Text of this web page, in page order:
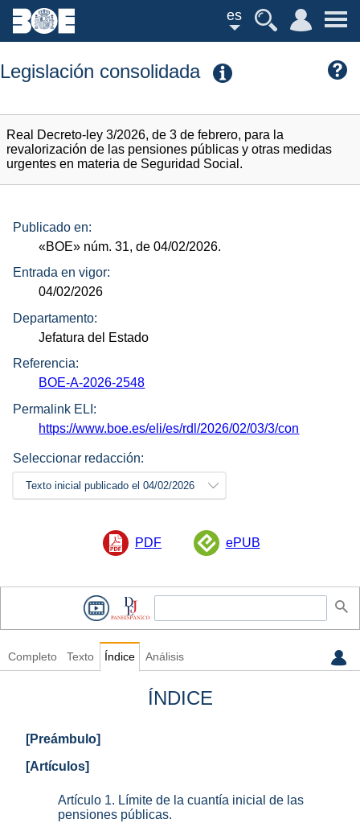
es
Legislación consolidada
Real Decreto-ley 3/2026, de 3 de febrero, para la
revalorización de las pensiones públicas y otras medidas
urgentes en materia de Seguridad Social.
Publicado en:
«BOE» núm. 31, de 04/02/2026.
Entrada en vigor:
04/02/2026
Departamento:
Jefatura del Estado
Referencia:
BOE-A-2026-2548
Permalink ELI:
https://www.boe.es/eli/es/rdl/2026/02/03/3/con
Seleccionar redacción:
Texto inicial publicado el 04/02/2026
PDF ePUB
Completo Texto Índice Análisis
ÍNDICE
[Preámbulo]
[Artículos]
Artículo 1. Límite de la cuantía inicial de las
pensiones públicas.